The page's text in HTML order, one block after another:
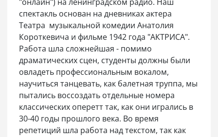
"онлайн") на ленинградском радио. Наш
спектакль основан на дневниках актера
Театра музыкальной комедии Анатолия
Короткевича и фильме 1942 года "АКТРИСА".
Работа шла сложнейшая - помимо
драматических сцен, студенты должны были
овладеть профессиональным вокалом,
научиться танцевать, как балетная труппа, мы
пытались воссоздать отдельные номера
классических оперетт так, как они игрались в
30-40 годы прошлого века. Во время
репетиций шла работа над текстом, так как